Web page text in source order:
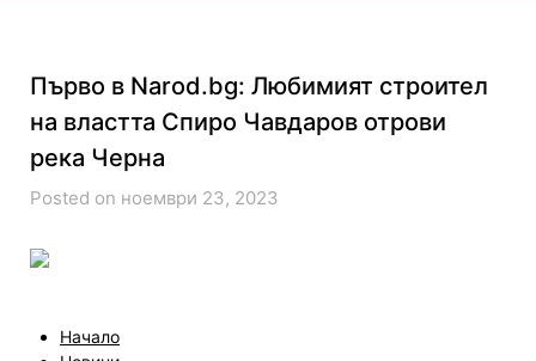
Първо в Narod.bg: Любимият строител
на властта Спиро Чавдаров отрови
река Черна
Posted on ноември 23, 2023
Начало